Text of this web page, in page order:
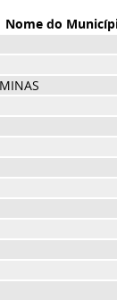
Nome do